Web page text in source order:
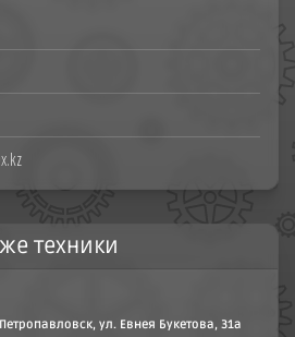
техники
ул. Евнея Букетова, 31а